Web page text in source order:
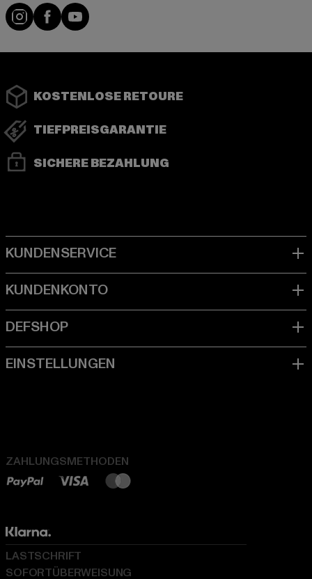
Instagram
FacebookYouTube
KOSTENLOSE RETOURE
TIEFPREISGARANTIE
SICHERE BEZAHLUNG
ZAHLUNGSMETHODEN
LASTSCHRIFT
SOFORTÜBERWEISUNG